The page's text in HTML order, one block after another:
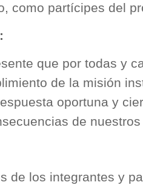
como partícipes del
que por todas y
de la misión
oportuna y
de
de los integrantes y